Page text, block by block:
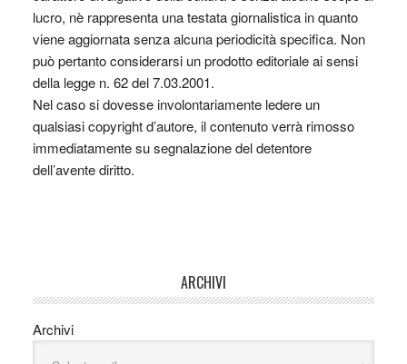
lucro, nè rappresenta una testata giornalistica in quanto
viene aggiornata senza alcuna periodicità specifica. Non
può pertanto considerarsi un prodotto editoriale ai sensi
della legge n. 62 del 7.03.2001.
Nel caso si dovesse involontariamente ledere un
qualsiasi copyright d’autore, il contenuto verrà rimosso
immediatamente su segnalazione del detentore
dell’avente diritto.
ARCHIVI
Archivi